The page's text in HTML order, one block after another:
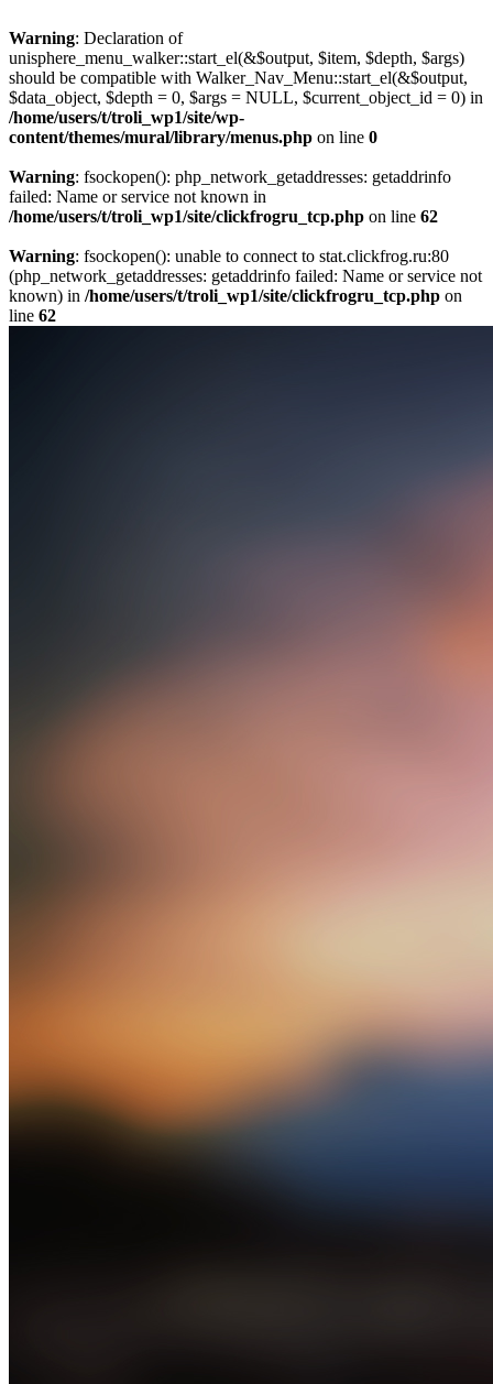
Warning: Declaration of
unisphere_menu_walker::start_el(&$output, $item, $depth, $args)
should be compatible with Walker_Nav_Menu::start_el(&$output,
$data_object, $depth = 0, $args = NULL, $current_object_id = 0) in
/home/users/t/troli_wp1/site/wp-
content/themes/mural/library/menus.php on line 0
Warning: fsockopen(): php_network_getaddresses: getaddrinfo
failed: Name or service not known in
/home/users/t/troli_wp1/site/clickfrogru_tcp.php on line 62
Warning: fsockopen(): unable to connect to stat.clickfrog.ru:80
(php_network_getaddresses: getaddrinfo failed: Name or service not
known) in /home/users/t/troli_wp1/site/clickfrogru_tcp.php on
line 62